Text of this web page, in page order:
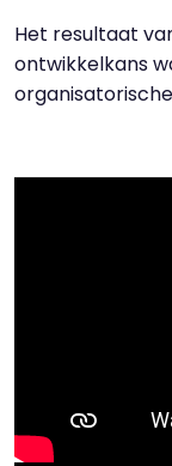
Het resultaat
ontwikkelkans